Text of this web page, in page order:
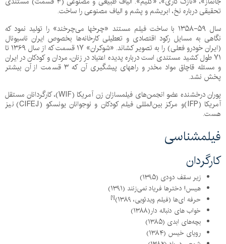
تحقیقی درباره نخ، ابریشم و پشم و الیاف مصنوعی را ساخت.
سال ۵۹-۱۳۵۸ با ساخت فیلم مستند «چرخها می‌چرخند» را تولید نمود که
نگاهی به مسایل رکود اقتصادی و تعطیلی کارخانه‌ها بخصوص ایران ناسیونال
(ایران خودرو فعلی) را به تصویر کشاند. «شوکران» ۱۷ قسمت که از سال ۱۳۶۹ تا
۷۱ طول کشید مستندی است درباره پدیده اعتیاد در زنان، مردان و کودکان در ایران
و مسئله قاچاق مواد مخدر و راههای پیشگیری آن که ۳ قسمت از آن بیشتر
پخش نشد.
پوران درخشنده عضو انجمن‌های فیلمسازان زن آمریکا (WIF)، کارگردانان مستقل
آمریکا (IFP)و مرکز بین‌المللی فیلم کودکان و نوجوانان یونسکو (CIFEJ) نیز
هست.
فیلمشناسی
کارگردان
زیر سقف دودی (۱۳۹۵)
هیس! دخترها فریاد نمی‌زنند (۱۳۹۱)
حرفه ای‌ها (فیلم ویدئویی، ۱۳۸۹)
[۱]
خواب های دنباله دار(۱۳۸۸)
بچه‌های ابدی (۱۳۸۵)
رویای خیس (۱۳۸۴)